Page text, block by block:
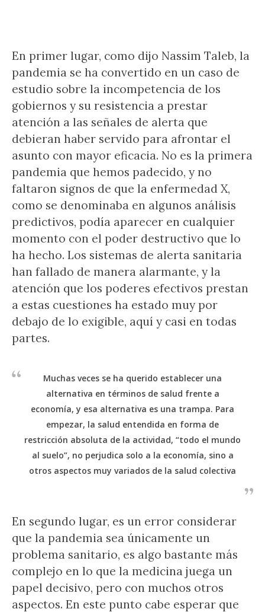
En primer lugar, como dijo Nassim Taleb, la
pandemia se ha convertido en un caso de
estudio sobre la incompetencia de los
gobiernos y su resistencia a prestar
atención a las señales de alerta que
debieran haber servido para afrontar el
asunto con mayor eficacia. No es la primera
pandemia que hemos padecido, y no
faltaron signos de que la enfermedad X,
como se denominaba en algunos análisis
predictivos, podía aparecer en cualquier
momento con el poder destructivo que lo
ha hecho. Los sistemas de alerta sanitaria
han fallado de manera alarmante, y la
atención que los poderes efectivos prestan
a estas cuestiones ha estado muy por
debajo de lo exigible, aquí y casi en todas
partes.
Muchas veces se ha querido establecer una
alternativa en términos de salud frente a
economía, y esa alternativa es una trampa. Para
empezar, la salud entendida en forma de
restricción absoluta de la actividad, “todo el mundo
al suelo”, no perjudica solo a la economía, sino a
otros aspectos muy variados de la salud colectiva
En segundo lugar, es un error considerar
que la pandemia sea únicamente un
problema sanitario, es algo bastante más
complejo en lo que la medicina juega un
papel decisivo, pero con muchos otros
aspectos. En este punto cabe esperar que